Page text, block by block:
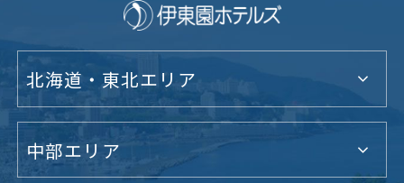
北海道・東北エリア
中部エリア